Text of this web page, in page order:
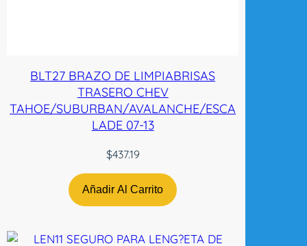
BLT27 BRAZO DE LIMPIABRISAS
TRASERO CHEV
TAHOE/SUBURBAN/AVALANCHE/ESCA
LADE 07-13
$437.19
Añadir Al Carrito